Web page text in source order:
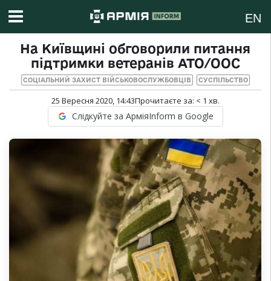
EN
На Київщині обговорили питання
підтримки ветеранів АТО/ООС
СОЦІАЛЬНИЙ ЗАХИСТ ВІЙСЬКОВОСЛУЖБОВЦІВ СУСПІЛЬСТВО
25 Вересня 2020, 14:43Прочитаєте за: < 1 хв.
Слідкуйте за АрміяInform в Google